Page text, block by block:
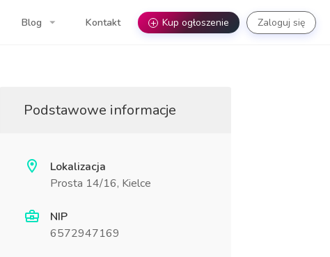
Blog Kontakt + Kup ogłoszenie Zaloguj się
Podstawowe informacje
Lokalizacja
Prosta 14/16, Kielce
NIP
6572947169